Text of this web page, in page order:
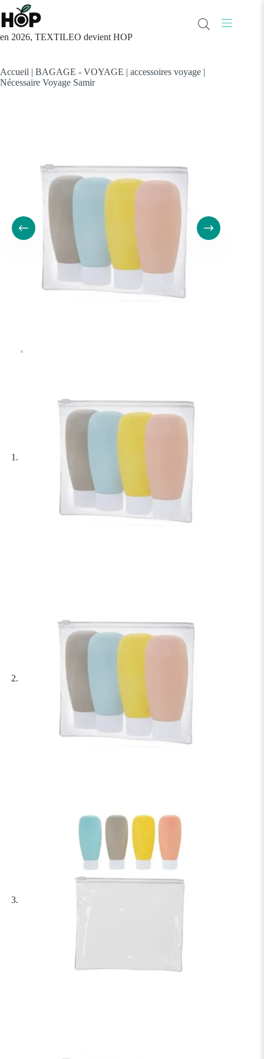
Passer
au
contenu
en 2026, TEXTILEO devient HOP
Accueil | BAGAGE - VOYAGE | accessoires voyage |
Nécessaire Voyage Samir